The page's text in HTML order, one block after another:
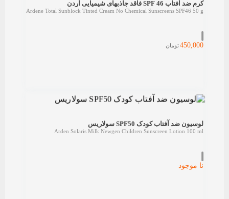
کرم ضد آفتاب SPF 46 فاقد جاذبهای شیمیایی آردن
Ardene Total Sunblock Tinted Cream No Chemical Sunscreens SPF46 50 g
450,000تومان
لوسیون ضد آفتاب کودک SPF50 سولاریس
Arden Solaris Milk Newgen Children Sunscreen Lotion 100 ml
نا موجود